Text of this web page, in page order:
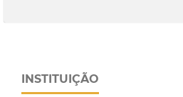
INSTITUIÇÃO